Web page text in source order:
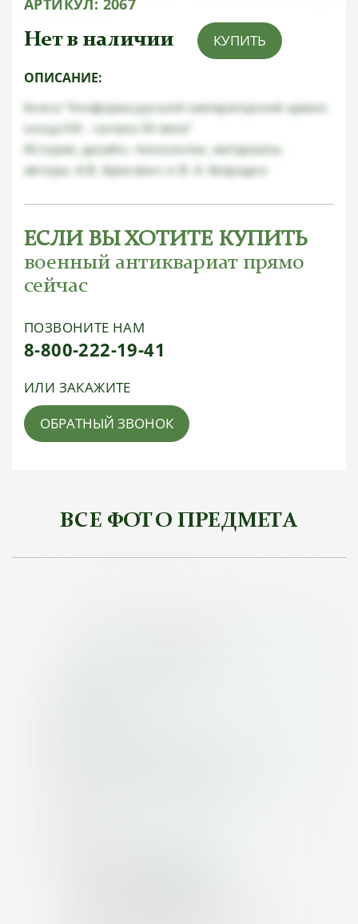
АРТИКУЛ: 2067
Нет в наличии КУПИТЬ
ОПИСАНИЕ:
Книга "Униформа русской императорской армии
конца XIX - начала XX века"
История, дизайн, технологии, материалы.
авторы: А.В. Аранович и В. А. Безродин
ЕСЛИ ВЫ ХОТИТЕ КУПИТЬ
военный антиквариат прямо
сейчас
ПОЗВОНИТЕ НАМ
8-800-222-19-41
ИЛИ ЗАКАЖИТЕ
ОБРАТНЫЙ ЗВОНОК
ВСЕ ФОТО ПРЕДМЕТА